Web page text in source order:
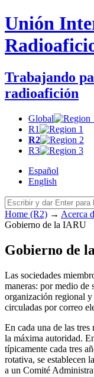
Unión
Trabajando
radioafición
Global
R1
R2
R3
Español
English
Home (R2) → Acerca
Gobierno de la IARU
Gobierno de la
Las sociedades
maneras: por medio de
organización regional
circuladas por correo
En cada una de las tres
la máxima autoridad.
típicamente cada tres
rotativa, se establecen
a un Comité